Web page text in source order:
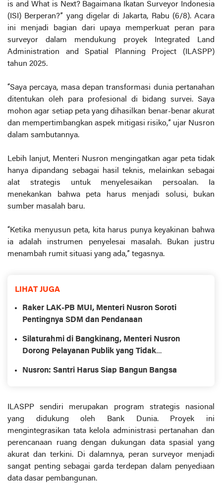
is and What is Next? Bagaimana Ikatan Surveyor Indonesia
(ISI) Berperan?” yang digelar di Jakarta, Rabu (6/8). Acara
ini menjadi bagian dari upaya memperkuat peran para
surveyor dalam mendukung proyek Integrated Land
Administration and Spatial Planning Project (ILASPP)
tahun 2025.
“Saya percaya, masa depan transformasi dunia pertanahan
ditentukan oleh para profesional di bidang survei. Saya
mohon agar setiap peta yang dihasilkan benar-benar akurat
dan mempertimbangkan aspek mitigasi risiko,” ujar Nusron
dalam sambutannya.
Lebih lanjut, Menteri Nusron mengingatkan agar peta tidak
hanya dipandang sebagai hasil teknis, melainkan sebagai
alat strategis untuk menyelesaikan persoalan. Ia
menekankan bahwa peta harus menjadi solusi, bukan
sumber masalah baru.
“Ketika menyusun peta, kita harus punya keyakinan bahwa
ia adalah instrumen penyelesai masalah. Bukan justru
menambah rumit situasi yang ada,” tegasnya.
LIHAT JUGA
Raker LAK-PB MUI, Menteri Nusron Soroti
Pentingnya SDM dan Pendanaan
Silaturahmi di Bangkinang, Menteri Nusron
Dorong Pelayanan Publik yang Tidak
Nusron: Santri Harus Siap Bangun Bangsa
ILASPP sendiri merupakan program strategis nasional
yang didukung oleh Bank Dunia. Proyek ini
mengintegrasikan tata kelola administrasi pertanahan dan
perencanaan ruang dengan dukungan data spasial yang
akurat dan terkini. Di dalamnya, peran surveyor menjadi
sangat penting sebagai garda terdepan dalam penyediaan
data dasar pembangunan.